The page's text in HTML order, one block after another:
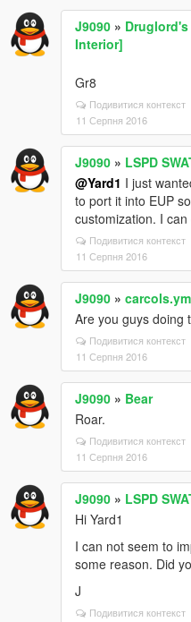
J9090 »
Interior]
Gr8
Подивитися контекст
11 Серпня 2016
J9090 » LSPD
@Yard1 I just
to port it into EUP
customization. I
Подивитися контекст
11 Серпня 2016
J9090 »
Are you guys doing
Подивитися контекст
11 Серпня 2016
J9090 » Bear
Roar.
Подивитися контекст
11 Серпня 2016
J9090 » LSPD
Hi Yard1
I can not seem to
some reason. Did
J
Подивитися контекст